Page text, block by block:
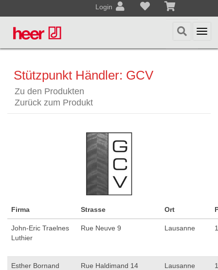
Login
Stützpunkt Händler: GCV
Zu den Produkten
Zurück zum Produkt
Firma Strasse Ort
John-Eric Traelnes
Luthier
Rue Neuve 9 Lausanne
Esther Bornand
Rue Haldimand 14 Lausanne